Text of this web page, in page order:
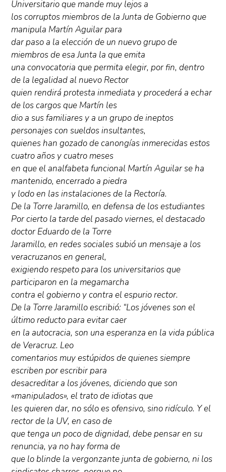
Universitario que mande muy lejos a
los corruptos miembros de la Junta de Gobierno que
manipula Martín Aguilar para
dar paso a la elección de un nuevo grupo de
miembros de esa Junta la que emita
una convocatoria que permita elegir, por fin, dentro
de la legalidad al nuevo Rector
quien rendirá protesta inmediata y procederá a echar
de los cargos que Martín les
dio a sus familiares y a un grupo de ineptos
personajes con sueldos insultantes,
quienes han gozado de canongías inmerecidas estos
cuatro años y cuatro meses
en que el analfabeta funcional Martín Aguilar se ha
mantenido, encerrado a piedra
y lodo en las instalaciones de la Rectoría.
De la Torre Jaramillo, en defensa de los estudiantes
Por cierto la tarde del pasado viernes, el destacado
doctor Eduardo de la Torre
Jaramillo, en redes sociales subió un mensaje a los
veracruzanos en general,
exigiendo respeto para los universitarios que
participaron en la megamarcha
contra el gobierno y contra el espurio rector.
De la Torre Jaramillo escribió: “Los jóvenes son el
último reducto para evitar caer
en la autocracia, son una esperanza en la vida pública
de Veracruz. Leo
comentarios muy estúpidos de quienes siempre
escriben por escribir para
desacreditar a los jóvenes, diciendo que son
«manipulados», el trato de idiotas que
les quieren dar, no sólo es ofensivo, sino ridículo. Y el
rector de la UV, en caso de
que tenga un poco de dignidad, debe pensar en su
renuncia, ya no hay forma de
que lo blinde la vergonzante junta de gobierno, ni los